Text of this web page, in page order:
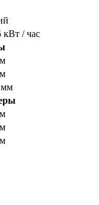
кВт / час
мм